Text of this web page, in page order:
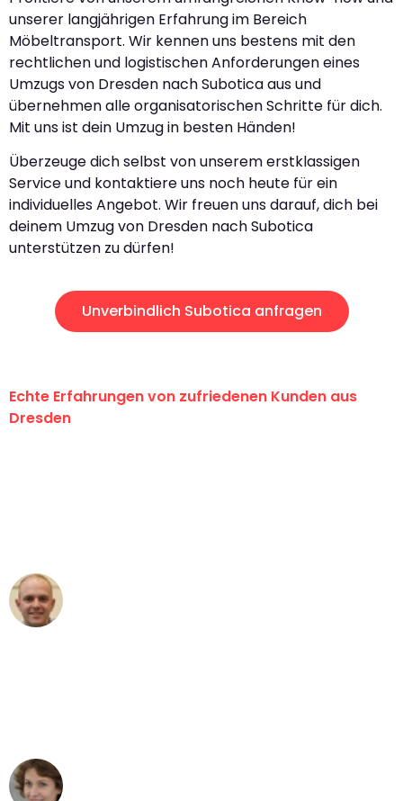
unserer langjährigen Erfahrung im Bereich
Möbeltransport. Wir kennen uns bestens mit den
rechtlichen und logistischen Anforderungen eines
Umzugs von Dresden nach Subotica aus und
übernehmen alle organisatorischen Schritte für dich.
Mit uns ist dein Umzug in besten Händen!
Überzeuge dich selbst von unserem erstklassigen
Service und kontaktiere uns noch heute für ein
individuelles Angebot. Wir freuen uns darauf, dich bei
deinem Umzug von Dresden nach Subotica
unterstützen zu dürfen!
Unverbindlich Subotica anfragen
Echte Erfahrungen von zufriedenen Kunden aus
Dresden